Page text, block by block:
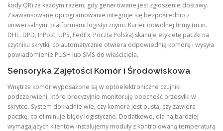
kody QR) za każdym razem, gdy generowane jest zgłoszenie dostawy.
Zaawansowane oprogramowanie integruje się bezpośrednio z
uniwersalnymi platformami logistycznymi. Kurier dowolnej firmy (m.in.
DHL, DPD, InPost, UPS, FedEx, Poczta Polska) skanuje etykietę paczki na
czytniku skrytki, co automatycznie otwiera odpowiednią komorę i wysyła
powiadomienie PUSH lub SMS do właściciela.
Sensoryka Zajętości Komór i Środowiskowa
Wnętrza komór wyposażone są w optoelektroniczne czujniki
podczerwieni, które precyzyjnie monitorują obecność przesyłki w
skrytce. System dokładnie wie, czy komora jest pusta, czy zawiera
paczkę, co eliminuje błędy logistyczne. Dodatkowo, dla najbardziej
wymagających klientów instalujemy moduły z kontrolowaną temperaturą